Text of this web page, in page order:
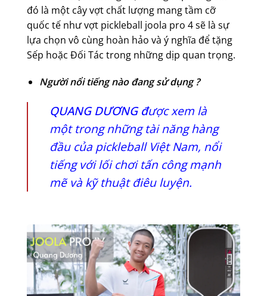
đó là một cây vợt chất lượng mang tầm cỡ
quốc tế như vợt pickleball joola pro 4 sẽ là sự
lựa chọn vô cùng hoàn hảo và ý nghĩa để tặng
Sếp hoặc Đối Tác trong những dịp quan trọng.
Người nổi tiếng nào đang sử dụng ?
QUANG DƯƠNG được xem là
một trong những tài năng hàng
đầu của pickleball Việt Nam, nổi
tiếng với lối chơi tấn công mạnh
mẽ và kỹ thuật điêu luyện.